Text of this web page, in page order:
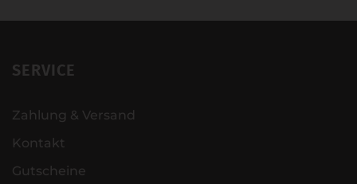
SERVICE
Zahlung & Versand
Kontakt
Gutscheine